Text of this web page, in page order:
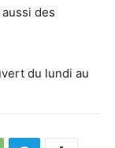
des
du lundi au